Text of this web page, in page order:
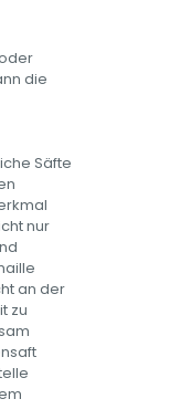
die
Säfte
nur
an der
zu